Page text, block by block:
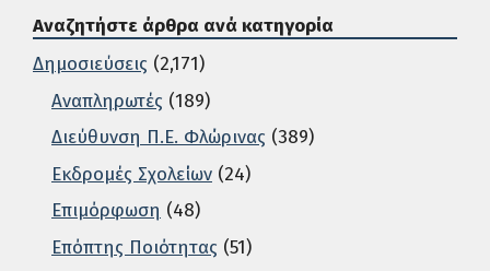
Αναζητήστε άρθρα ανά κατηγορία
Δημοσιεύσεις (2,171)
Αναπληρωτές (189)
Διεύθυνση Π.Ε. Φλώρινας (389)
Εκδρομές Σχολείων (24)
Επιμόρφωση (48)
Επόπτης Ποιότητας (51)